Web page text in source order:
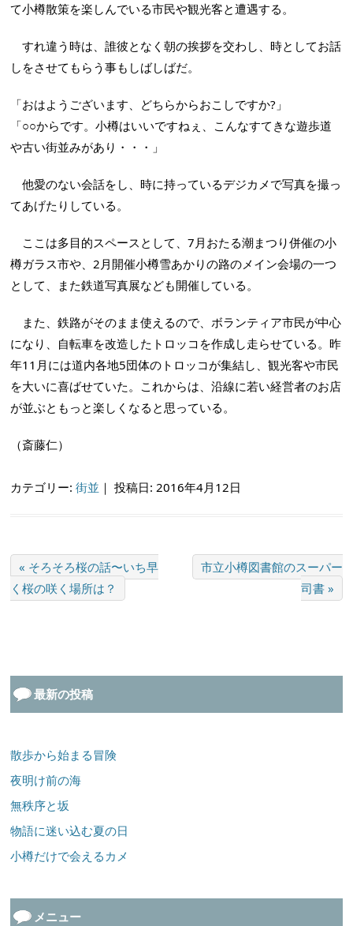
て小樽散策を楽しんでいる市民や観光客と遭遇する。
すれ違う時は、誰彼となく朝の挨拶を交わし、時としてお話
しをさせてもらう事もしばしばだ。
「おはようございます、どちらからおこしですか?」
「○○からです。小樽はいいですねぇ、こんなすてきな遊歩道
や古い街並みがあり・・・」
他愛のない会話をし、時に持っているデジカメで写真を撮っ
てあげたりしている。
ここは多目的スペースとして、7月おたる潮まつり併催の小
樽ガラス市や、2月開催小樽雪あかりの路のメイン会場の一つ
として、また鉄道写真展なども開催している。
また、鉄路がそのまま使えるので、ボランティア市民が中心
になり、自転車を改造したトロッコを作成し走らせている。昨
年11月には道内各地5団体のトロッコが集結し、観光客や市民
を大いに喜ばせていた。これからは、沿線に若い経営者のお店
が並ぶともっと楽しくなると思っている。
（斎藤仁）
カテゴリー:街並 ｜投稿日: 2016年4月12日
« そろそろ桜の話〜いち早
く桜の咲く場所は？
市立小樽図書館のスーパー
司書 »
最新の投稿
散歩から始まる冒険
夜明け前の海
無秩序と坂
物語に迷い込む夏の日
小樽だけで会えるカメ
メニュー